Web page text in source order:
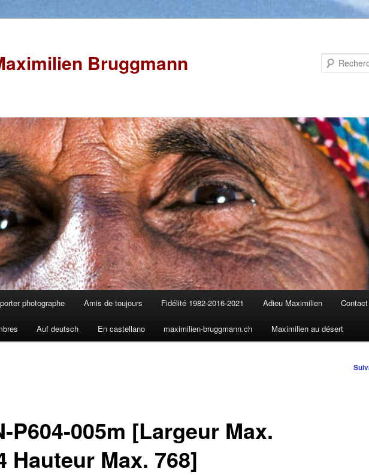
Bruggmann
photographe Amis de toujours Fidélité 1982-2016-2021 Adieu Maximilien Contact
Auf deutsch En castellano maximilien-bruggmann.ch Maximilien au désert
P604-005m [Largeur Max.
Hauteur Max. 768]